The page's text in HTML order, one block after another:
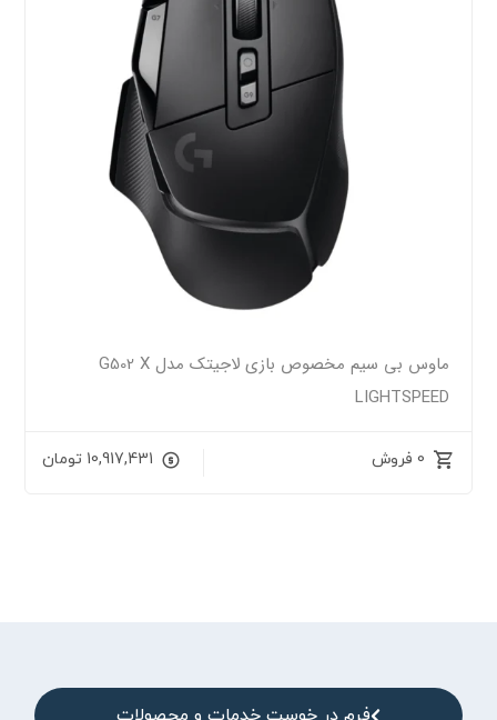
ماوس بی سیم مخصوص بازی لاجیتک مدل G502 X
LIGHTSPEED
0 فروش 10,917,431 تومان